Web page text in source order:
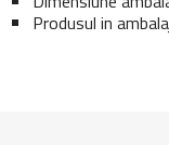
Produsul in